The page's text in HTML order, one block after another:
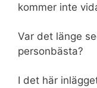
kommer inte
Var det länge
personbästa?
I det här